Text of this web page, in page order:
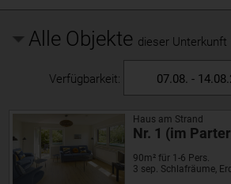
Alle Objekte dieser Unterkunft
Verfügbarkeit: 07.08. -
Haus am Strand
Nr. 1 (im
90m² für 1-6 Pers.
3 sep. Schlafräume,